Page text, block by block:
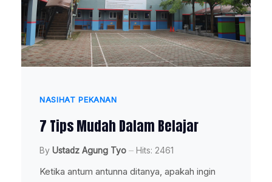
NASIHAT PEKANAN
7 Tips Mudah Dalam Belajar
By Ustadz Agung Tyo Hits: 2461
Ketika antum antunna ditanya, apakah ingin